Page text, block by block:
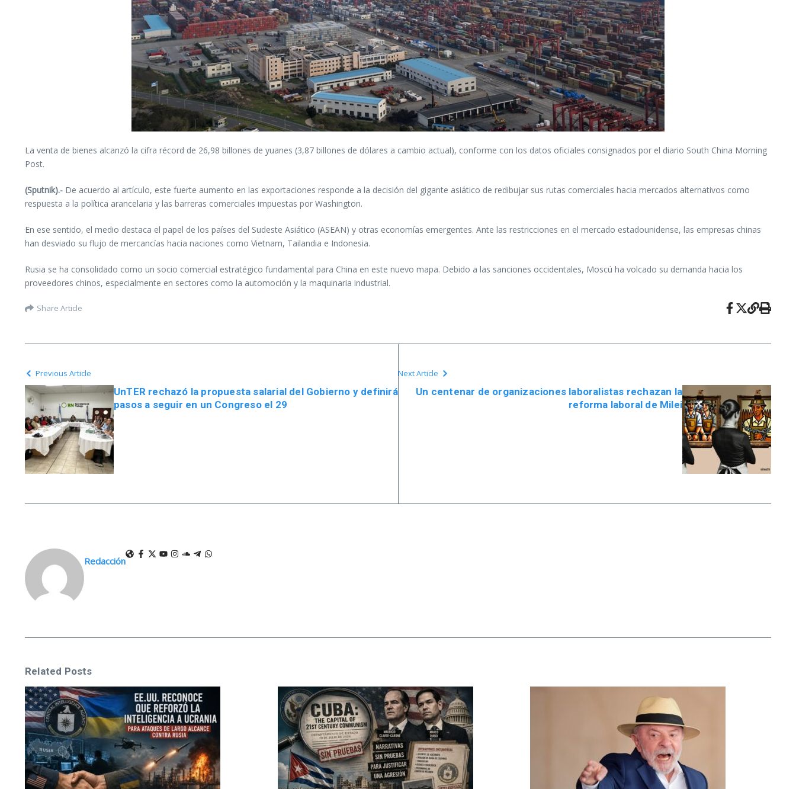
La venta de bienes alcanzó la cifra récord de 26,98 billones de yuanes (3,87 billones de dólares a cambio actual), conforme con los datos oficiales consignados por el diario South China Morning
Post.
(Sputnik).- De acuerdo al artículo, este fuerte aumento en las exportaciones responde a la decisión del gigante asiático de redibujar sus rutas comerciales hacia mercados alternativos como
respuesta a la política arancelaria y las barreras comerciales impuestas por Washington.
En ese sentido, el medio destaca el papel de los países del Sudeste Asiático (ASEAN) y otras economías emergentes. Ante las restricciones en el mercado estadounidense, las empresas chinas
han desviado su flujo de mercancías hacia naciones como Vietnam, Tailandia e Indonesia.
Rusia se ha consolidado como un socio comercial estratégico fundamental para China en este nuevo mapa. Debido a las sanciones occidentales, Moscú ha volcado su demanda hacia los
proveedores chinos, especialmente en sectores como la automoción y la maquinaria industrial.
Share Article
Previous Article
UnTER rechazó la propuesta salarial del Gobierno y definirá
pasos a seguir en un Congreso el 29
Next Article
Un centenar de organizaciones laboralistas rechazan la
reforma laboral de Milei
Redacción
Related Posts